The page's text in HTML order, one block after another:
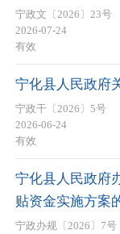
宁政文〔2026〕23号
2026-07-24
有效
宁化县人民政府
宁政干〔2026〕5号
2026-06-24
有效
宁化县人民政府
贴资金实施方案
宁政办规〔2026〕7号